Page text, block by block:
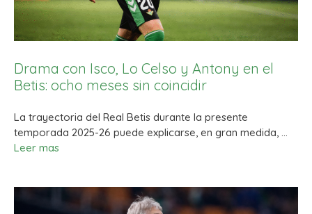
Drama con Isco, Lo Celso y Antony en el
Betis: ocho meses sin coincidir
La trayectoria del Real Betis durante la presente
temporada 2025-26 puede explicarse, en gran medida, …
Leer mas